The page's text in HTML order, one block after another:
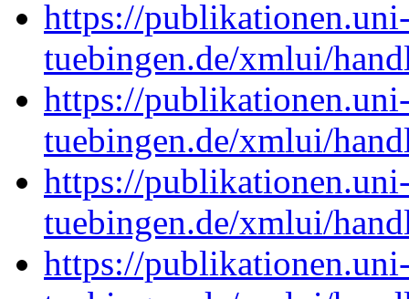
https://
tuebingen.de/xmlui/
https://
tuebingen.de/xmlui/
https://
tuebingen.de/xmlui/
https://